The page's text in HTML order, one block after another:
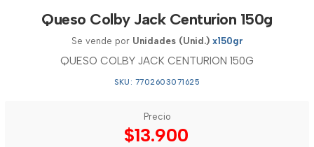
Queso Colby Jack Centurion 150g
Se vende por Unidades (Unid.) x150gr
QUESO COLBY JACK CENTURION 150G
SKU: 7702603071625
Precio
$13.900